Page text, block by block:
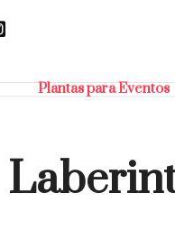
Plantas para Eventos